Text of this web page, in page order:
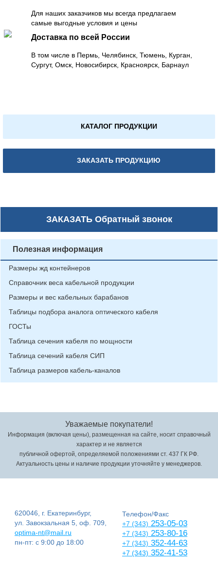
Для наших заказчиков мы всегда предлагаем
самые выгодные условия и цены
Доставка по всей России
В том числе в Пермь, Челябинск, Тюмень, Курган,
Сургут, Омск, Новосибирск, Красноярск, Барнаул
КАТАЛОГ ПРОДУКЦИИ
ЗАКАЗАТЬ ПРОДУКЦИЮ
ЗАКАЗАТЬОбратный звонок
Полезная информация
Размеры жд контейнеров
Справочник веса кабельной продукции
Размеры и вес кабельных барабанов
Таблицы подбора аналога оптического кабеля
ГОСТы
Таблица сечения кабеля по мощности
Таблица сечений кабеля СИП
Таблица размеров кабель-каналов
Уважаемые покупатели!
Информация (включая цены), размещенная на сайте, носит справочный
характер и не является
публичной офертой, определяемой положениями ст. 437 ГК РФ.
Актуальность цены и наличие продукции уточняйте у менеджеров.
620046, г. Екатеринбург,
ул. Завокзальная 5, оф. 709,
optima-nt@mail.ru
пн-пт: с 9:00 до 18:00
Телефон/Факс
+7 (343) 253-05-03
+7 (343) 253-80-16
+7 (343) 352-44-63
+7 (343) 352-41-53